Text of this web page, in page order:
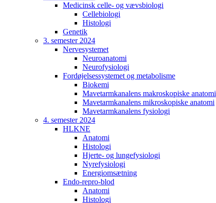
Medicinsk celle- og vævsbiologi
Cellebiologi
Histologi
Genetik
3. semester 2024
Nervesystemet
Neuroanatomi
Neurofysiologi
Fordøjelsessystemet og metabolisme
Biokemi
Mavetarmkanalens makroskopiske anatomi
Mavetarmkanalens mikroskopiske anatomi
Mavetarmkanalens fysiologi
4. semester 2024
HLKNE
Anatomi
Histologi
Hjerte- og lungefysiologi
Nyrefysiologi
Energiomsætning
Endo-repro-blod
Anatomi
Histologi